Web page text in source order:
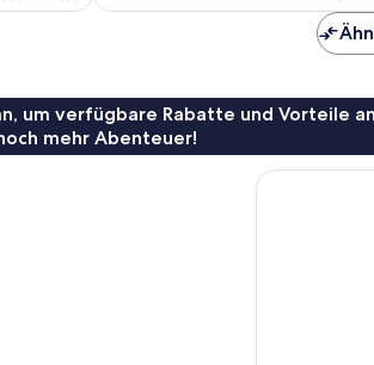
um verfügbare Rabatte und Vorteile
mehr Abenteuer!